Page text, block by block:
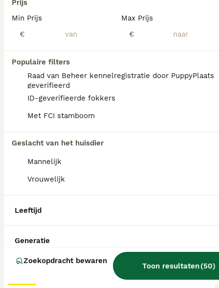
Prijs
Min Prijs
€
Max Prijs
€
Populaire filters
Raad van Beheer kennelregistratie door PuppyPlaats
geverifieerd
ID-geverifieerde fokkers
Met FCI stamboom
Geslacht van het huisdier
Mannelijk
Vrouwelijk
Leeftijd
Generatie
Zoekopdracht bewaren
Toon resultaten(50)
Leeftijd Prijs
Id Geverifieerd
Boskoop (44.5km)